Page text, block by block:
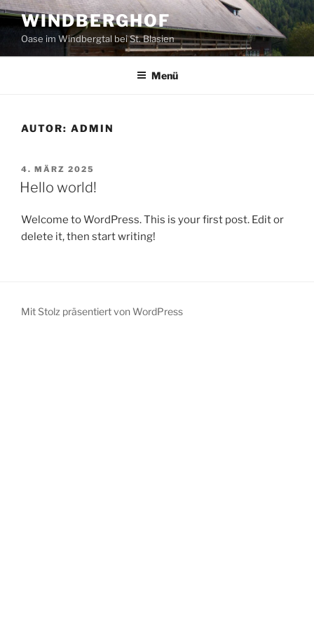
Zum
Inhalt
springen
WINDBERGHOF
Oase im Windbergtal bei St. Blasien
Menü
AUTOR: ADMIN
VERÖFFENTLICHT
AM
4. MÄRZ 2025
Hello world!
Welcome to WordPress. This is your first post. Edit or
delete it, then start writing!
Mit Stolz präsentiert von WordPress